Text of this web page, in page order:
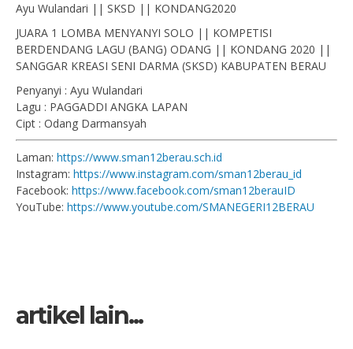
Ayu Wulandari || SKSD || KONDANG2020
JUARA 1 LOMBA MENYANYI SOLO || KOMPETISI
BERDENDANG LAGU (BANG) ODANG || KONDANG 2020 ||
SANGGAR KREASI SENI DARMA (SKSD) KABUPATEN BERAU
Penyanyi : Ayu Wulandari
Lagu : PAGGADDI ANGKA LAPAN
Cipt : Odang Darmansyah
Laman: https://www.sman12berau.sch.id
Instagram: https://www.instagram.com/sman12berau_id
Facebook: https://www.facebook.com/sman12berauID
YouTube: https://www.youtube.com/SMANEGERI12BERAU
artikel lain...